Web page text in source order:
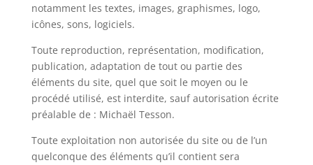
notamment les textes, images, graphismes, logo,
icônes, sons, logiciels.
Toute reproduction, représentation, modification,
publication, adaptation de tout ou partie des
éléments du site, quel que soit le moyen ou le
procédé utilisé, est interdite, sauf autorisation écrite
préalable de : Michaël Tesson.
Toute exploitation non autorisée du site ou de l’un
quelconque des éléments qu’il contient sera